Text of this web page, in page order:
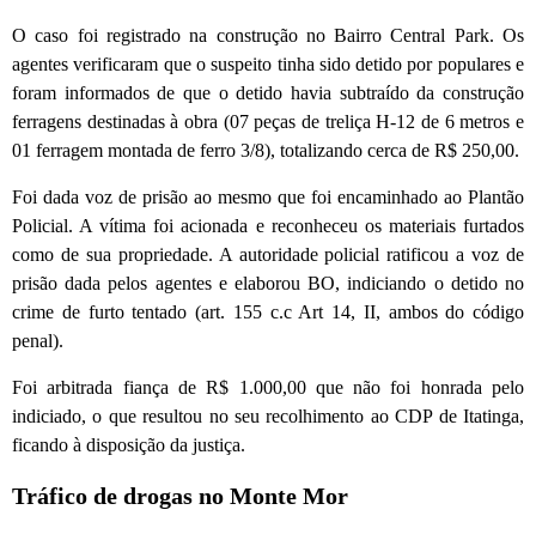
O caso foi registrado na construção no Bairro Central Park. Os
agentes verificaram que o suspeito tinha sido detido por populares e
foram informados de que o detido havia subtraído da construção
ferragens destinadas à obra (07 peças de treliça H-12 de 6 metros e
01 ferragem montada de ferro 3/8), totalizando cerca de R$ 250,00.
Foi dada voz de prisão ao mesmo que foi encaminhado ao Plantão
Policial. A vítima foi acionada e reconheceu os materiais furtados
como de sua propriedade. A autoridade policial ratificou a voz de
prisão dada pelos agentes e elaborou BO, indiciando o detido no
crime de furto tentado (art. 155 c.c Art 14, II, ambos do código
penal).
Foi arbitrada fiança de R$ 1.000,00 que não foi honrada pelo
indiciado, o que resultou no seu recolhimento ao CDP de Itatinga,
ficando à disposição da justiça.
Tráfico de drogas no Monte Mor